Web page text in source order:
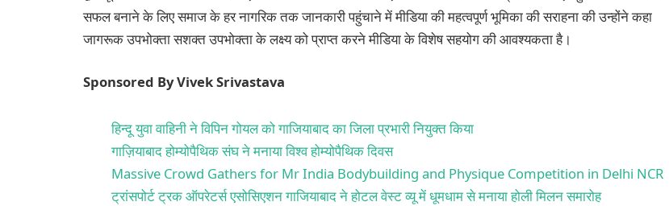
सफल बनाने के लिए समाज के हर नागरिक तक जानकारी पहुंचाने में मीडिया की महत्‍वपूर्ण भूमिका की सराहना की उन्‍होंने कहा
जागरूक उपभोक्‍ता सशक्‍त उपभोक्‍ता के लक्ष्‍य को प्राप्‍त करने मीडिया के विशेष सहयोग की आवश्‍यकता है।
Sponsored By Vivek Srivastava
हिन्दू युवा वाहिनी ने विपिन गोयल को गाजियाबाद का जिला प्रभारी नियुक्त किया
गाज़ियाबाद होम्योपैथिक संघ ने मनाया विश्व होम्योपैथिक दिवस
Massive Crowd Gathers for Mr India Bodybuilding and Physique Competition in Delhi NCR
ट्रांसपोर्ट ट्रक ऑपरेटर्स एसोसिएशन गाजियाबाद ने होटल वेस्ट व्यू में धूमधाम से मनाया होली मिलन समारोह